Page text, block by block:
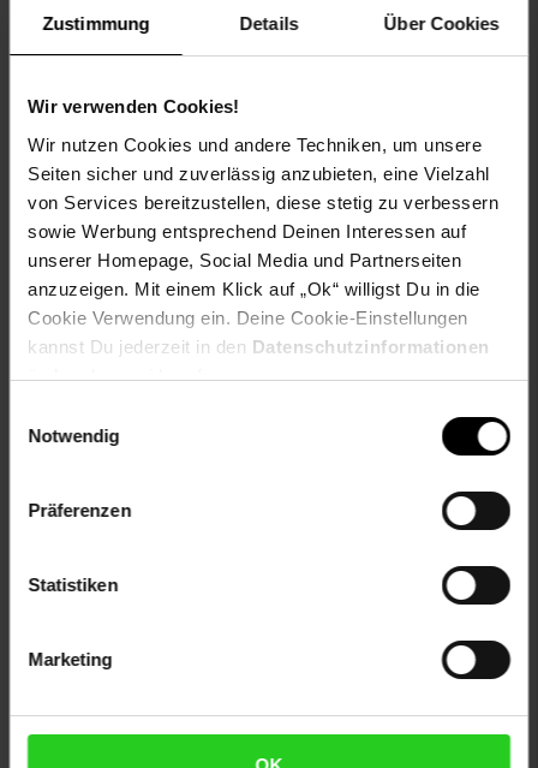
Zustimmung Details Über Cookies
Wir verwenden Cookies!
Wir nutzen Cookies und andere Techniken, um unsere
Seiten sicher und zuverlässig anzubieten, eine Vielzahl
von Services bereitzustellen, diese stetig zu verbessern
sowie Werbung entsprechend Deinen Interessen auf
unserer Homepage, Social Media und Partnerseiten
anzuzeigen. Mit einem Klick auf „Ok“ willigst Du in die
Cookie Verwendung ein. Deine Cookie-Einstellungen
kannst Du jederzeit in den Datenschutzinformationen
ändern bzw. widerrufen.
Notwendig
Präferenzen
Statistiken
Marketing
Sitzhöhe (mit Kissen): ca. 40,5 cm
Höhe der Armlehnen über dem Boden: ca. 53,5 – 60
cm
Belastbarkeit: 120 kg
Gewicht (mit Kissen): ca. 8,3 kg
Material: pulverbeschichteter Stahl, Polyethylen, 100 %
Polyester, Schaumstoff
Totalmaße (BxTxH): ca. 47 x 47 x 31,5 cm
Gewicht: ca. 4,3 kg
Tisch
Maße Glasplatte (LxBxH): 695 x 495 x 5 mm
Höhe der Ablage über dem Boden: ca. 17 cm
Belastbarkeit: 35 kg
Material: pulverbeschichteter Stahl, Polyethylen, Glas